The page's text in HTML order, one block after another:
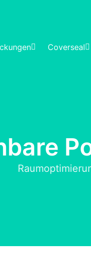
Coverseal